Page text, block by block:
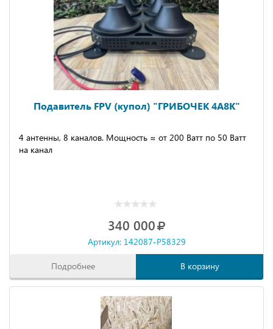
Подавитель FРV (купол) "ГРИБОЧЕК 4А8К"
4 антенны, 8 каналов. Мощность ≈ от 200 Ватт по 50 Ватт
на канал
340 000
Артикул: 142087-P58329
Подробнее В корзину